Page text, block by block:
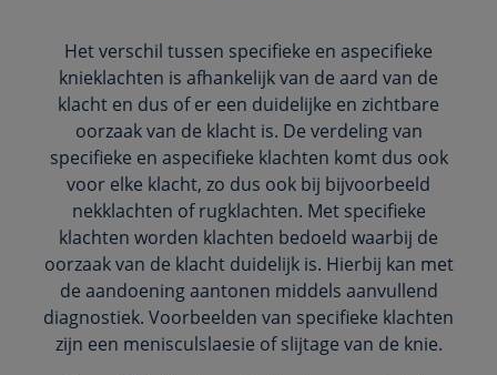
Het verschil tussen specifieke en aspecifieke
knieklachten is afhankelijk van de aard van de
klacht en dus of er een duidelijke en zichtbare
oorzaak van de klacht is. De verdeling van
specifieke en aspecifieke klachten komt dus ook
voor elke klacht, zo dus ook bij bijvoorbeeld
nekklachten of rugklachten. Met specifieke
klachten worden klachten bedoeld waarbij de
oorzaak van de klacht duidelijk is. Hierbij kan met
de aandoening aantonen middels aanvullend
diagnostiek. Voorbeelden van specifieke klachten
zijn een menisculslaesie of slijtage van de knie.